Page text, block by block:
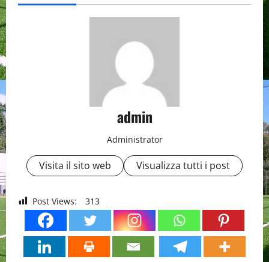
admin
Administrator
Visita il sito web Visualizza tutti i post
Post Views: 313